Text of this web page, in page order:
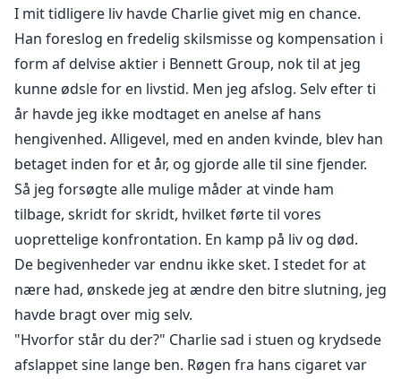
I mit tidligere liv havde Charlie givet mig en chance.
Han foreslog en fredelig skilsmisse og kompensation i
form af delvise aktier i Bennett Group, nok til at jeg
kunne ødsle for en livstid. Men jeg afslog. Selv efter ti
år havde jeg ikke modtaget en anelse af hans
hengivenhed. Alligevel, med en anden kvinde, blev han
betaget inden for et år, og gjorde alle til sine fjender.
Så jeg forsøgte alle mulige måder at vinde ham
tilbage, skridt for skridt, hvilket førte til vores
uoprettelige konfrontation. En kamp på liv og død.
De begivenheder var endnu ikke sket. I stedet for at
nære had, ønskede jeg at ændre den bitre slutning, jeg
havde bragt over mig selv.
"Hvorfor står du der?" Charlie sad i stuen og krydsede
afslappet sine lange ben. Røgen fra hans cigaret var